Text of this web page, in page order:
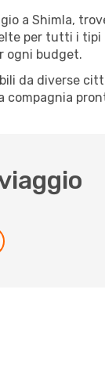
a Shimla,
per tutti i tipi
ogni budget.
da diverse
compagnia